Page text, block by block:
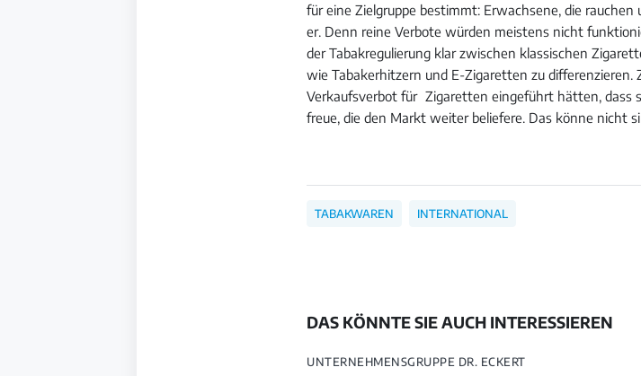
für eine Zielgruppe bestimmt: Erwachsene, die
er. Denn reine Verbote würden meistens nicht
der Tabakregulierung klar zwischen klassischen
wie Tabakerhitzern und E-Zigaretten zu differenzieren.
Verkaufsverbot für Zigaretten eingeführt hätten, dass
freue, die den Markt weiter beliefere. Das könne nicht
TABAKWAREN INTERNATIONAL
DAS KÖNNTE SIE AUCH INTERESSIEREN
UNTERNEHMENSGRUPPE DR. ECKERT